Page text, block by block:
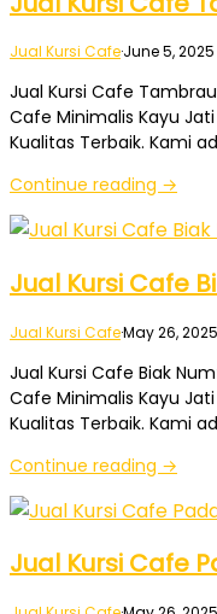
Jual Kursi Cafe·June 5, 2025
Jual Kursi Cafe
Cafe Minimalis Kayu
Kualitas Terbaik. Kami
Continue reading →
Jual Kursi Cafe
Jual Kursi Cafe·May 26, 2025
Jual Kursi Cafe Biak
Cafe Minimalis Kayu
Kualitas Terbaik. Kami
Continue reading →
Jual Kursi Cafe